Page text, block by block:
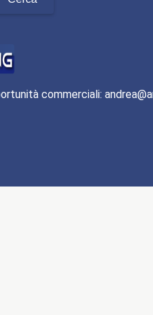
commerciali: